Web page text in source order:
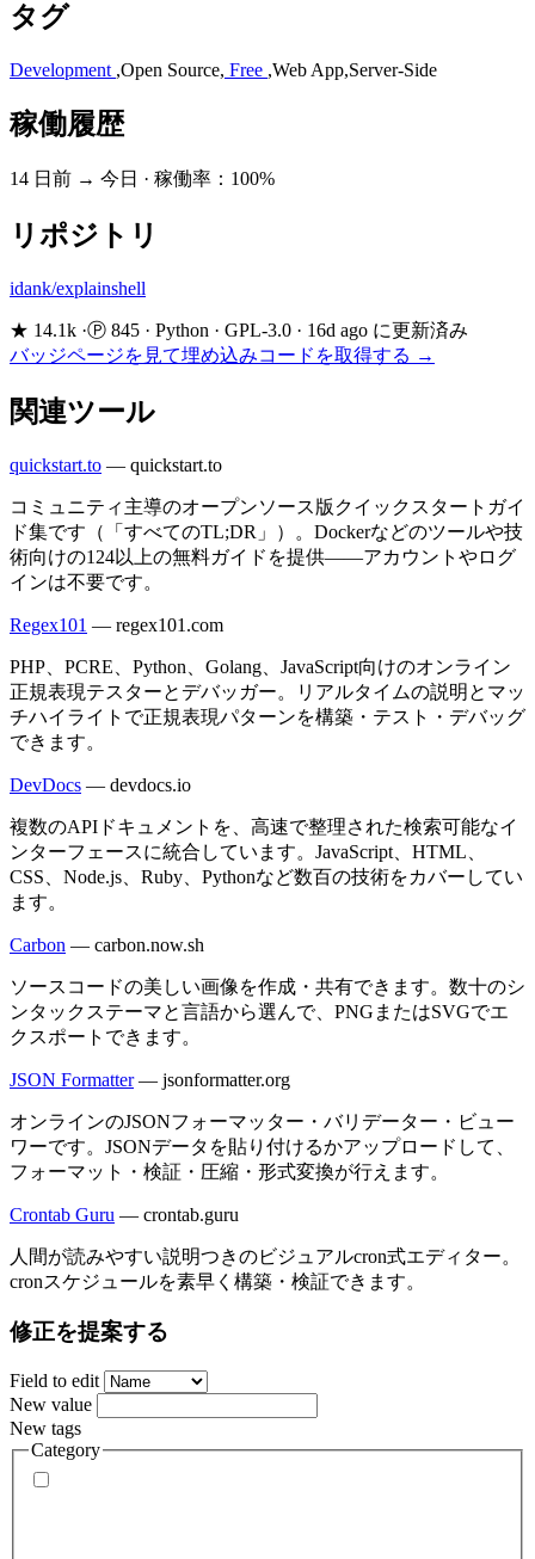
タグ
Development ,Open Source, Free ,Web App,Server-Side
稼働履歴
14 日前 → 今日 · 稼働率：100%
リポジトリ
idank/explainshell
★ 14.1k ·Ⓟ 845 · Python · GPL-3.0 · 16d ago に更新済み
バッジページを見て埋め込みコードを取得する →
関連ツール
quickstart.to — quickstart.to
コミュニティ主導のオープンソース版クイックスタートガイ
ド集です（「すべてのTL;DR」）。Dockerなどのツールや技
術向けの124以上の無料ガイドを提供——アカウントやログ
インは不要です。
Regex101 — regex101.com
PHP、PCRE、Python、Golang、JavaScript向けのオンライン
正規表現テスターとデバッガー。リアルタイムの説明とマッ
チハイライトで正規表現パターンを構築・テスト・デバッグ
できます。
DevDocs — devdocs.io
複数のAPIドキュメントを、高速で整理された検索可能なイ
ンターフェースに統合しています。JavaScript、HTML、
CSS、Node.js、Ruby、Pythonなど数百の技術をカバーしてい
ます。
Carbon — carbon.now.sh
ソースコードの美しい画像を作成・共有できます。数十のシ
ンタックステーマと言語から選んで、PNGまたはSVGでエ
クスポートできます。
JSON Formatter — jsonformatter.org
オンラインのJSONフォーマッター・バリデーター・ビュー
ワーです。JSONデータを貼り付けるかアップロードして、
フォーマット・検証・圧縮・形式変換が行えます。
Crontab Guru — crontab.guru
人間が読みやすい説明つきのビジュアルcron式エディター。
cronスケジュールを素早く構築・検証できます。
修正を提案する
Field to edit
New value
New tags
Category